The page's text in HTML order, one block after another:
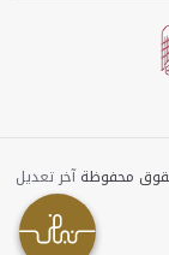
آخر تعديل